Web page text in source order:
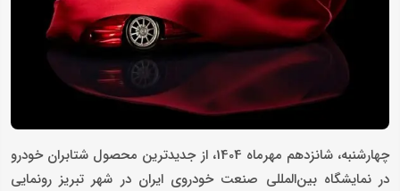
چهارشنبه، شانزدهم مهرماه 1404، از جدیدترین محصول شتابران خودرو
در نمایشگاه بین‌المللی صنعت خودروی ایران در شهر تبریز رونمایی